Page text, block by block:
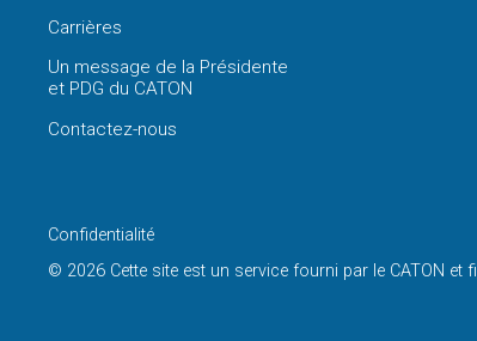
Carrières
Un message de la Présidente
et PDG du CATON
Contactez-nous
Confidentialité
© 2026 Cette site est un service fourni par le CATON et